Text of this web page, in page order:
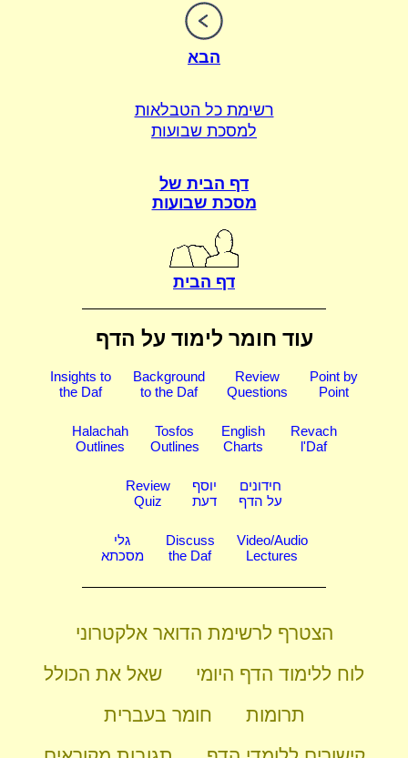
הבא
רשימת כל הטבלאות
למסכת שבועות
דף הבית של
מסכת שבועות
דף הבית
עוד חומר לימוד על הדף
Insights to
the Daf
Background
to the Daf
Review
Questions
Point by
Point
Halachah
Outlines
Tosfos
Outlines
English
Charts
Revach
l'Daf
Review
Quiz
יוסף
דעת
חידונים
על הדף
גלי
מסכתא
Discuss
the Daf
Video/Audio
Lectures
הצטרף לרשימת הדואר אלקטרוני
שאל את הכולל
לוח ללימוד הדף היומי
חומר בעברית
תרומות